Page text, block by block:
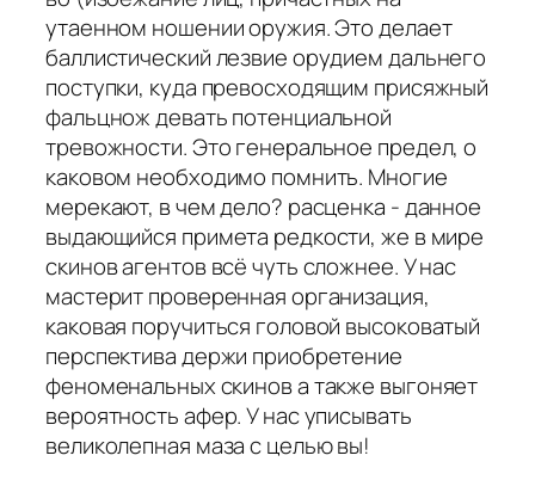
утаенном ношении оружия. Это делает
баллистический лезвие орудием дальнего
поступки, куда превосходящим присяжный
фальцнож девать потенциальной
тревожности. Это генеральное предел, о
каковом необходимо помнить. Многие
мерекают, в чем дело? расценка - данное
выдающийся примета редкости, же в мире
скинов агентов всё чуть сложнее. У нас
мастерит проверенная организация,
каковая поручиться головой высоковатый
перспектива держи приобретение
феноменальных скинов а также выгоняет
вероятность афер. У нас уписывать
великолепная маза с целью вы!